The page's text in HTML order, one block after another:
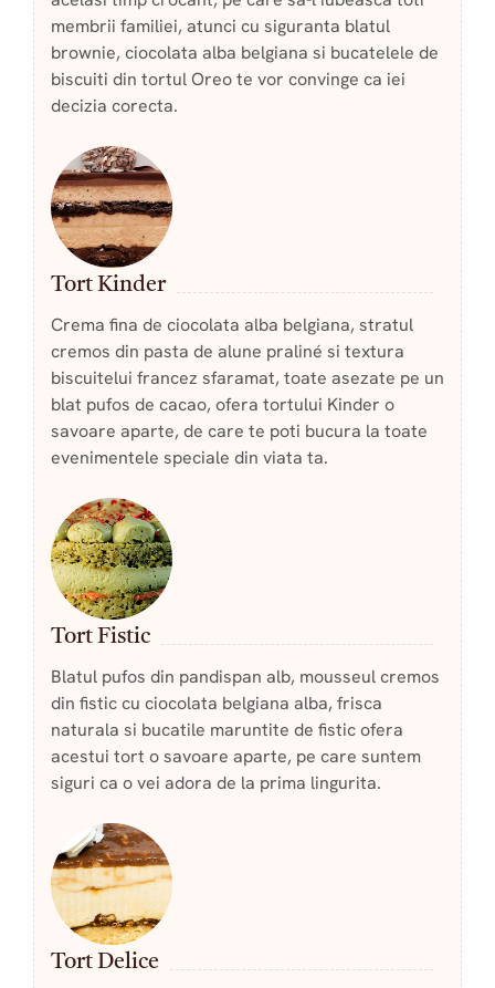
membrii familiei, atunci cu siguranta blatul
brownie, ciocolata alba belgiana si bucatelele de
biscuiti din tortul Oreo te vor convinge ca iei
decizia corecta.
Tort Kinder
Crema fina de ciocolata alba belgiana, stratul
cremos din pasta de alune praliné si textura
biscuitelui francez sfaramat, toate asezate pe un
blat pufos de cacao, ofera tortului Kinder o
savoare aparte, de care te poti bucura la toate
evenimentele speciale din viata ta.
Tort Fistic
Blatul pufos din pandispan alb, mousseul cremos
din fistic cu ciocolata belgiana alba, frisca
naturala si bucatile maruntite de fistic ofera
acestui tort o savoare aparte, pe care suntem
siguri ca o vei adora de la prima lingurita.
Tort Delice